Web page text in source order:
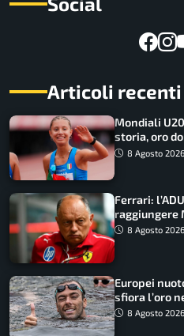
Articoli recenti
Mondiali
storia, oro
marcia
8 Agosto 2026
Ferrari:
raggiungere
Macarena
8 Agosto 2026
Europei
sfiora l’oro
urlo, il
8 Agosto 2026